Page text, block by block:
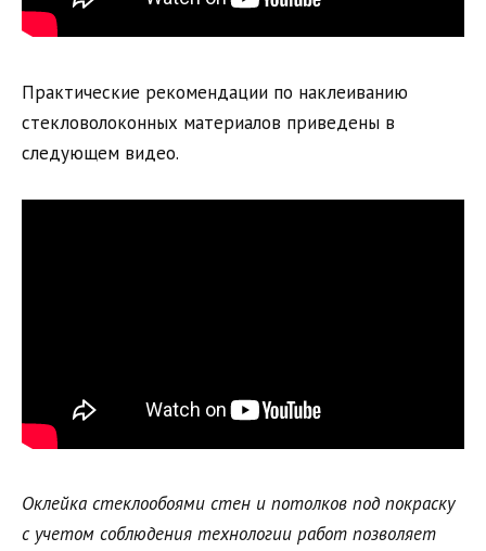
Практические рекомендации по наклеиванию
стекловолоконных материалов приведены в
следующем видео.
Оклейка стеклообоями стен и потолков под покраску
с учетом соблюдения технологии работ позволяет